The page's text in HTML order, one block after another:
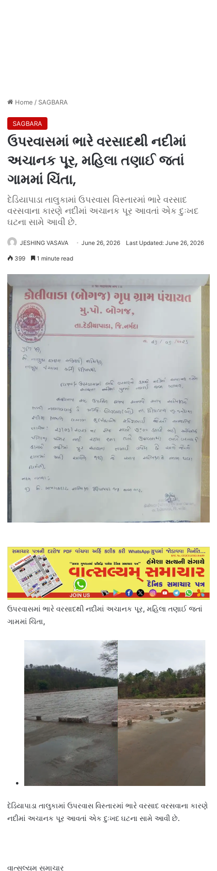
Home / SAGBARA
SAGBARA
ઉપરવાસમાં ભારે વરસાદથી નદીમાં
અચાનક પૂર, મહિલા તણાઈ જતાં
ગામમાં ચિંતા,
દેડિયાપાડા તાલુકામાં ઉપરવાસ વિસ્તારમાં ભારે વરસાદ
વરસવાના કારણે નદીમાં અચાનક પૂર આવતાં એક દુઃખદ
ઘટના સામે આવી છે.
JESHING VASAVA June 26, 2026 Last Updated: June 26, 2026
399 1 minute read
ઉપરવાસમાં ભારે વરસાદથી નદીમાં અચાનક પૂર, મહિલા તણાઈ જતાં
ગામમાં ચિંતા,
દેડિયાપાડા તાલુકામાં ઉપરવાસ વિસ્તારમાં ભારે વરસાદ વરસવાના કારણે
નદીમાં અચાનક પૂર આવતાં એક દુઃખદ ઘટના સામે આવી છે.
વાત્સલ્યમ સમાચાર